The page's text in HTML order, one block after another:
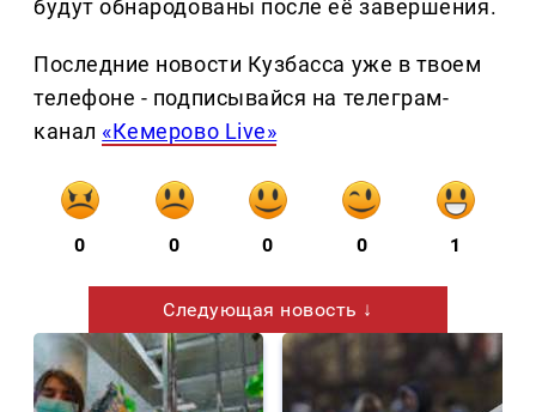
будут обнародованы после её завершения.
Последние новости Кузбасса уже в твоем
телефоне - подписывайся на телеграм-
канал «Кемерово Live»
0 0 0 0 1
Следующая новость ↓